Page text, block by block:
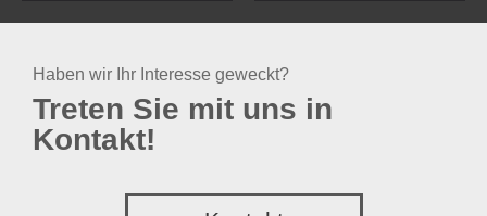
Haben wir Ihr Interesse geweckt?
Treten Sie mit uns in
Kontakt!